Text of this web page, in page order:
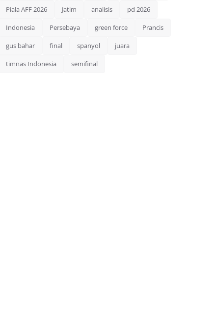
Piala AFF 2026 Jatim analisis pd 2026
Indonesia Persebaya green force Prancis
gus bahar final spanyol juara
timnas Indonesia semifinal